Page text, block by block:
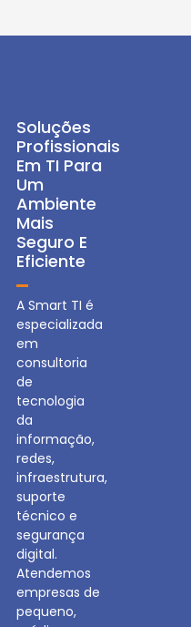
Soluções
Profissionais
Em TI Para
Um
Ambiente
Mais
Seguro E
Eficiente
A Smart TI é
especializada
em
consultoria
de
tecnologia
da
informação,
redes,
infraestrutura,
suporte
técnico e
segurança
digital.
Atendemos
empresas de
pequeno,